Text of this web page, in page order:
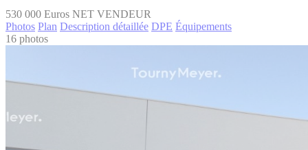
530 000 Euros NET VENDEUR
Photos Plan Description détaillée DPE Équipements
16 photos